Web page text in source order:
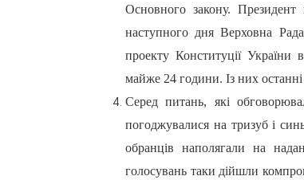
Основного закону.
наступного дня Верховна
проекту Конституції України
майже 24 години. Із них
Серед питань, які
погоджувалися на тризуб і
обранців наполягали на
голосувань таки дійшли